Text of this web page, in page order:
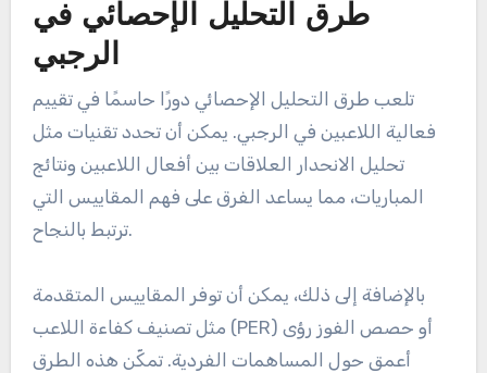
طرق التحليل الإحصائي في
الرجبي
تلعب طرق التحليل الإحصائي دورًا حاسمًا في تقييم
فعالية اللاعبين في الرجبي. يمكن أن تحدد تقنيات مثل
تحليل الانحدار العلاقات بين أفعال اللاعبين ونتائج
المباريات، مما يساعد الفرق على فهم المقاييس التي
ترتبط بالنجاح.
بالإضافة إلى ذلك، يمكن أن توفر المقاييس المتقدمة
مثل تصنيف كفاءة اللاعب (PER) أو حصص الفوز رؤى
أعمق حول المساهمات الفردية. تمكّن هذه الطرق